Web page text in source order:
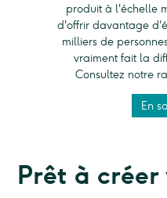
produit à l'échelle
d'offrir davantage
milliers de
vraiment fait la
Consultez notre
En
Prêt à